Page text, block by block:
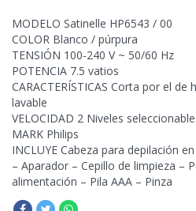
MODELO Satinelle HP6543 / 00
COLOR Blanco / púrpura
TENSIÓN 100-240 V ~ 50/60 Hz
POTENCIA 7.5 vatios
CARACTERÍSTICAS Corta por el de
lavable
VELOCIDAD 2 Niveles
MARK Philips
INCLUYE Cabeza para depilación
– Aparador – Cepillo de limpieza –
alimentación – Pila AAA – Pinza